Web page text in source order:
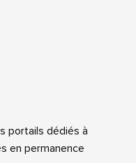
portails dédiés à
en permanence